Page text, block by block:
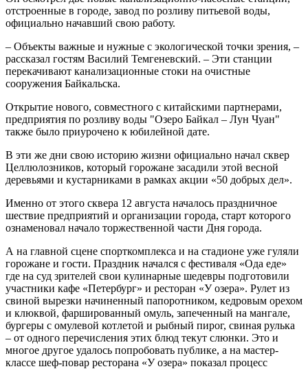
отстроенные в городе, завод по розливу питьевой воды,
официально начавший свою работу.
– Объекты важные и нужные с экологической точки зрения, –
рассказал гостям Василий Темгеневский. – Эти станции
перекачивают канализационные стоки на очистные
сооружения Байкальска.
Открытие нового, совместного с китайскими партнерами,
предприятия по розливу воды "Озеро Байкал – Лун Чуан"
также было приурочено к юбилейной дате.
В эти же дни свою историю жизни официально начал сквер
Целлюлозников, который горожане засадили этой весной
деревьями и кустарниками в рамках акции «50 добрых дел».
Именно от этого сквера 12 августа началось праздничное
шествие предприятий и организации города, старт которого
ознаменовал начало торжественной части Дня города.
А на главной сцене спорткомплекса и на стадионе уже гуляли
горожане и гости. Праздник начался с фестиваля «Ода еде»
где на суд зрителей свои кулинарные шедевры подготовили
участники кафе «Петербург» и ресторан «У озера». Рулет из
свиной вырезки начиненный папоротником, кедровым орехом
и клюквой, фаршированный омуль, запеченный на мангале,
бургеры с омулевой котлетой и рыбный пирог, свиная рулька
– от одного перечисления этих блюд текут слюнки. Это и
многое другое удалось попробовать публике, а на мастер-
классе шеф-повар ресторана «У озера» показал процесс